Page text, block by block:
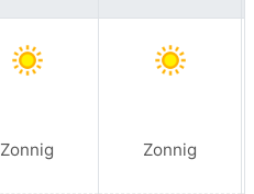
Zonnig Zonnig